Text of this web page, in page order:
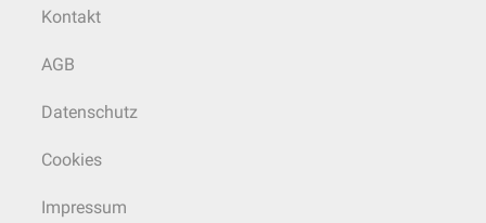
Kontakt
AGB
Datenschutz
Cookies
Impressum